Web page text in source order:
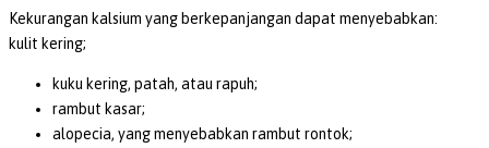
Kekurangan kalsium yang berkepanjangan dapat menyebabkan:
kulit kering;
kuku kering, patah, atau rapuh;
rambut kasar;
alopecia, yang menyebabkan rambut rontok;